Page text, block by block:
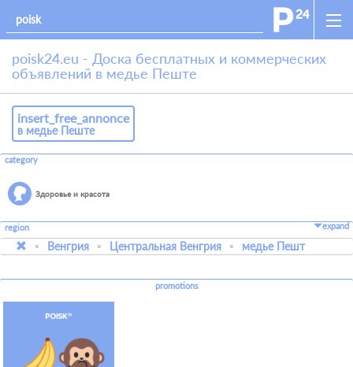
poisk24.eu - Доска бесплатных и коммерческих
объявлений в медье Пеште
insert_free_annonce
в медье Пеште
category
Здоровье и красота
region expand
Венгрия Центральная Венгрия медье Пешт
promotions